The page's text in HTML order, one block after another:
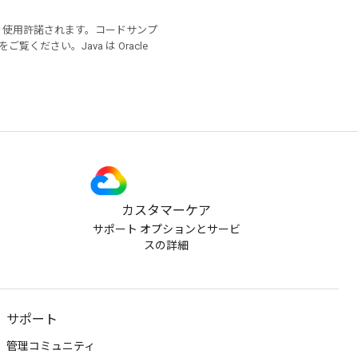
使用許諾されます。コードサンプ
をご覧ください。Java は Oracle
カスタマーケア
サポート オプションとサービ
スの詳細
サポート
管理コミュニティ